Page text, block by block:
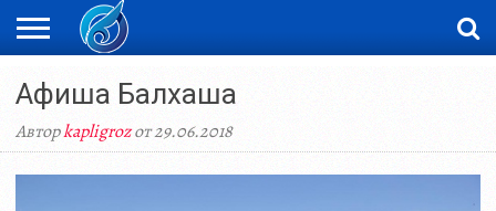
ЖАҢАЛЫҚТАР
НОВОСТИ
ВИДЕО
ФОТОРЕПОРТАЖИ
ОРКЕН
LIVETV
Афиша Балхаша
Авторkapligrozот 29.06.2018